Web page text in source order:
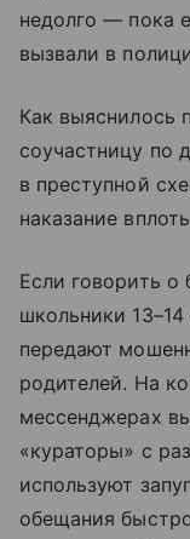
недолго — пока
вызвали в
Как выяснилось
соучастницу по
в преступной
наказание
Если говорить
школьники
передают
родителей. На
мессенджерах
«кураторы» с
используют
обещания